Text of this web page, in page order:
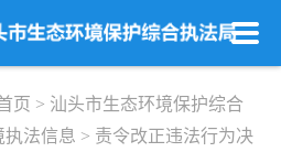
页 > 汕头市生态环境保护综合
执法信息 > 责令改正违法行为决